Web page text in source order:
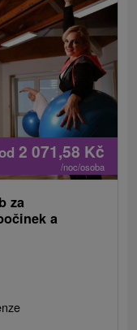
2 071,58 Kč
/noc/osoba
za
a